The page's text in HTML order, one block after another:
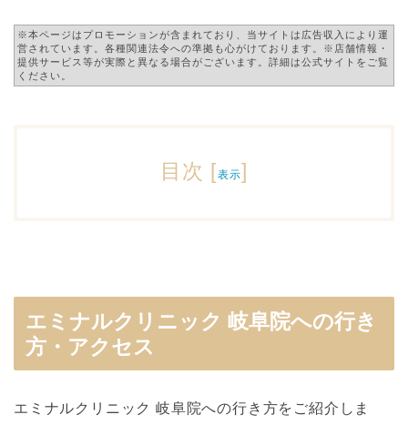
※本ページはプロモーションが含まれており、当サイトは広告収入により運
営されています。各種関連法令への準拠も心がけております。※店舗情報・
提供サービス等が実際と異なる場合がございます。詳細は公式サイトをご覧
ください。
目次 [表示]
エミナルクリニック 岐阜院への行き
方・アクセス
エミナルクリニック 岐阜院への行き方をご紹介しま